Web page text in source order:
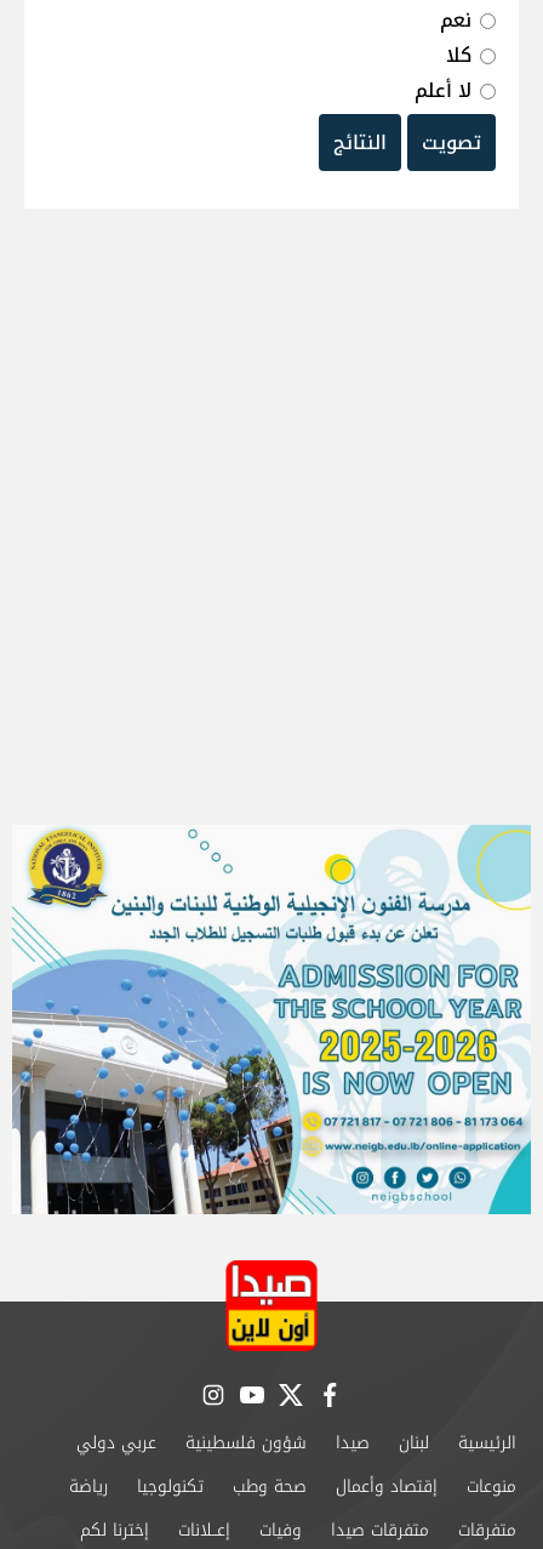
نعم
كلا
لا أعلم
تصويت
النتائج
facebook
twitter
youtube
instagram
الرئيسية لبنان صيدا شؤون فلسطينية
عربي دولي
منوعات
إقتصاد وأعمال صحة وطب تكنولوجيا
رياضة
متفرقات
متفرقات صيدا وفيات إعــلانات إخترنا لكم